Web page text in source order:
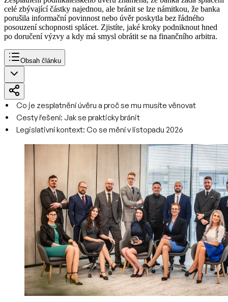
celé zbývající částky najednou, ale bránit se lze námitkou, že banka
porušila informační povinnost nebo úvěr poskytla bez řádného
posouzení schopnosti splácet. Zjistíte, jaké kroky podniknout hned
po doručení výzvy a kdy má smysl obrátit se na finančního arbitra.
Obsah článku
Co je zesplatnění úvěru a proč se mu musíte věnovat
Cesty řešení: Jak se prakticky bránit
Legislativní kontext: Co se mění v listopadu 2026